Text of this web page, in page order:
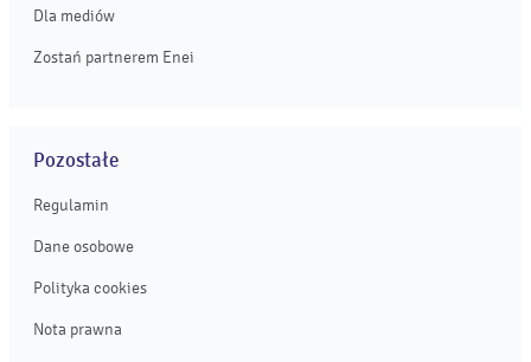
Dla mediów
Zostań partnerem Enei
Pozostałe
Regulamin
Dane osobowe
Polityka cookies
Nota prawna